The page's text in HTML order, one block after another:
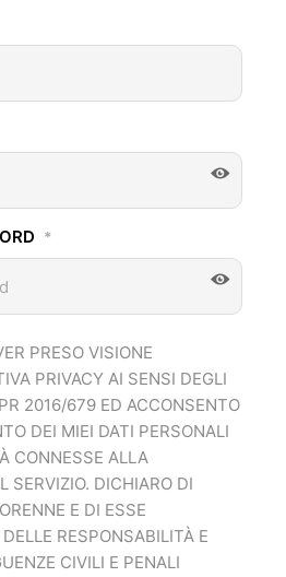
*
PRESO VISIONE
PRIVACY AI SENSI DEGLI
2016/679 ED ACCONSENTO
DEI MIEI DATI PERSONALI
CONNESSE ALLA
SERVIZIO. DICHIARO DI
E DI ESSE
RESPONSABILITÀ E
CIVILI E PENALI